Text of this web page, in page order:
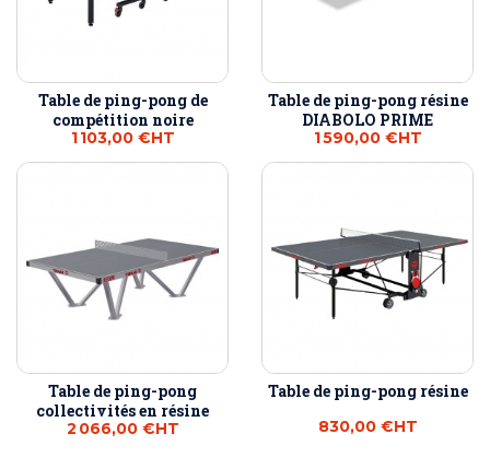
Table de ping-pong de
compétition noire
1 103,00 €HT
Table de ping-pong résine
DIABOLO PRIME
1 590,00 €HT
Table de ping-pong
collectivités en résine
2 066,00 €HT
Table de ping-pong résine
830,00 €HT